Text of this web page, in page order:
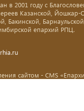
в 2001 году с
Казанской, Йошкар-
Бакинской,
епархий РПЦ.
сайтом - CMS